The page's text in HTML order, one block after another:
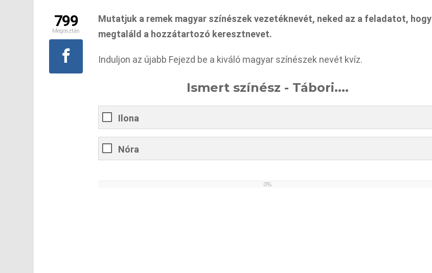
Mutatjuk a remek magyar színészek vezetéknevét, neked az a feladatot, hogy
megtaláld a hozzátartozó keresztnevet.
Induljon az újabb Fejezd be a kiváló magyar színészek nevét kvíz.
Ismert színész - Tábori....
Ilona
Nóra
0%
799
Megosztás